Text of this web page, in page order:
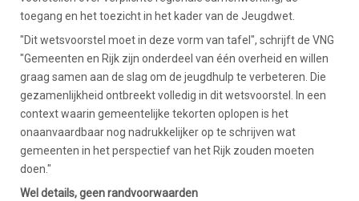
toegang en het toezicht in het kader van de Jeugdwet.
"Dit wetsvoorstel moet in deze vorm van tafel", schrijft de VNG
"Gemeenten en Rijk zijn onderdeel van één overheid en willen
graag samen aan de slag om de jeugdhulp te verbeteren. Die
gezamenlijkheid ontbreekt volledig in dit wetsvoorstel. In een
context waarin gemeentelijke tekorten oplopen is het
onaanvaardbaar nog nadrukkelijker op te schrijven wat
gemeenten in het perspectief van het Rijk zouden moeten
doen."
Wel details, geen randvoorwaarden